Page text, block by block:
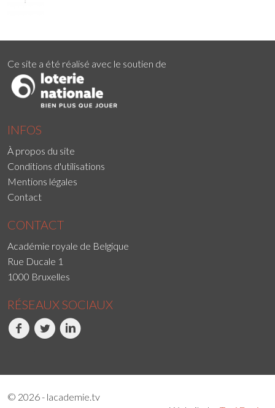
Ce site a été réalisé avec le soutien de
INFOS
À propos du site
Conditions d'utilisations
Mentions légales
Contact
CONTACT
Académie royale de Belgique
Rue Ducale 1
1000 Bruxelles
RÉSEAUX SOCIAUX
© 2026 - lacademie.tv